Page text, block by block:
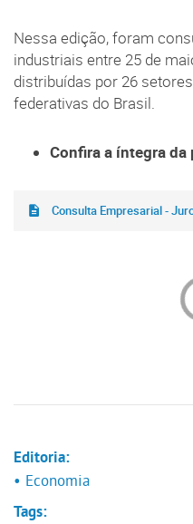
Nessa edição, foram
industriais entre 25 de
distribuídas por 26
federativas do Brasil.
Confira a íntegra da
Consulta Empresarial -
Editoria:
• Economia
Tags: